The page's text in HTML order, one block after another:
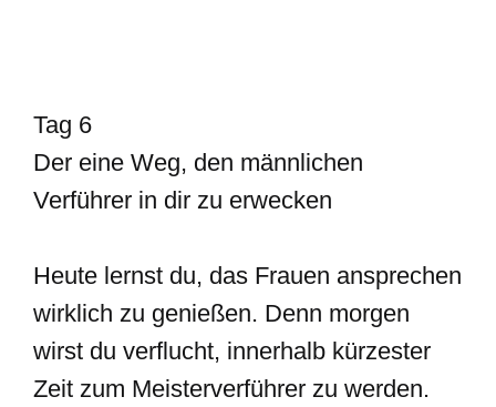
Tag 6
Der eine Weg, den männlichen
Verführer in dir zu erwecken
Heute lernst du, das Frauen ansprechen
wirklich zu genießen. Denn morgen
wirst du verflucht, innerhalb kürzester
Zeit zum Meisterverführer zu werden.